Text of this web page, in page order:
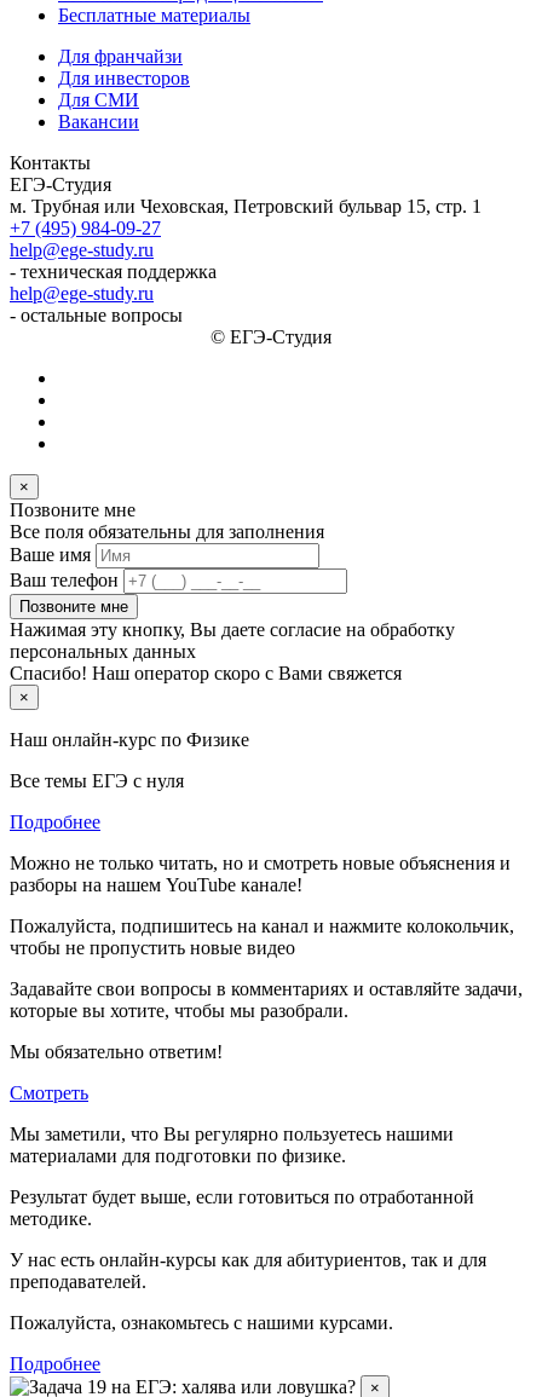
Бесплатные материалы
Для франчайзи
Для инвесторов
Для СМИ
Вакансии
Контакты
ЕГЭ-Студия
м. Трубная или Чеховская, Петровский бульвар 15, стр. 1
+7 (495) 984-09-27
help@ege-study.ru
- техническая поддержка
help@ege-study.ru
- остальные вопросы
© ЕГЭ-Студия
×
Позвоните мне
Все поля обязательны для заполнения
Ваше имя
Ваш телефон
Позвоните мне
Нажимая эту кнопку, Вы даете согласие на обработку
персональных данных
Спасибо! Наш оператор скоро с Вами свяжется
×
Наш онлайн-курс по Физике
Все темы ЕГЭ с нуля
Подробнее
Можно не только читать, но и смотреть новые объяснения и
разборы на нашем YouTube канале!
Пожалуйста, подпишитесь на канал и нажмите колокольчик,
чтобы не пропустить новые видео
Задавайте свои вопросы в комментариях и оставляйте задачи,
которые вы хотите, чтобы мы разобрали.
Мы обязательно ответим!
Смотреть
Мы заметили, что Вы регулярно пользуетесь нашими
материалами для подготовки по физике.
Результат будет выше, если готовиться по отработанной
методике.
У нас есть онлайн-курсы как для абитуриентов, так и для
преподавателей.
Пожалуйста, ознакомьтесь с нашими курсами.
Подробнее
×